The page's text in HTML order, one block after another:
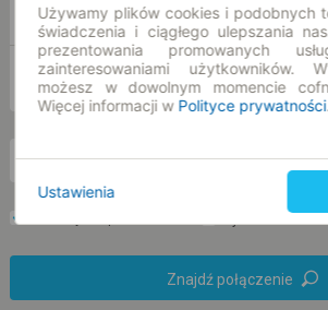
Z
DO
pt. 7 sie. -- : --
Znajdź połączenie
Używamy plików cookies i podobnych
świadczenia i ciągłego ulepszania
prezentowania promowanych
zainteresowaniami użytkowników.
możesz w dowolnym momencie
Więcej informacji w Polityce prywatności.
Ustawienia